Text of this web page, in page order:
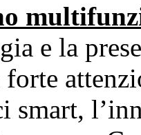
e la
smart,